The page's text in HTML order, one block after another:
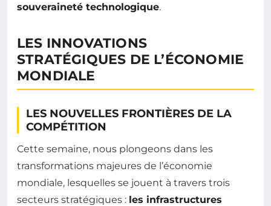
souveraineté technologique.
LES INNOVATIONS
STRATÉGIQUES DE L’ÉCONOMIE
MONDIALE
LES NOUVELLES FRONTIÈRES DE LA
COMPÉTITION
Cette semaine, nous plongeons dans les
transformations majeures de l’économie
mondiale, lesquelles se jouent à travers trois
secteurs stratégiques : les infrastructures